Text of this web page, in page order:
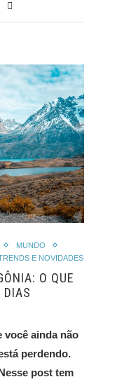
MUNDO
E NOVIDADES
O QUE
DIAS
você ainda não
perdendo.
post tem